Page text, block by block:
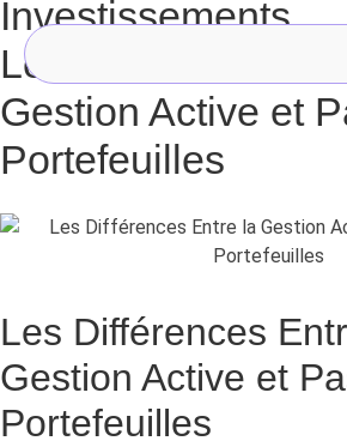
Investissements
Les Différences
Gestion Active et
Portefeuilles
Les Différences
Gestion Active et
Portefeuilles